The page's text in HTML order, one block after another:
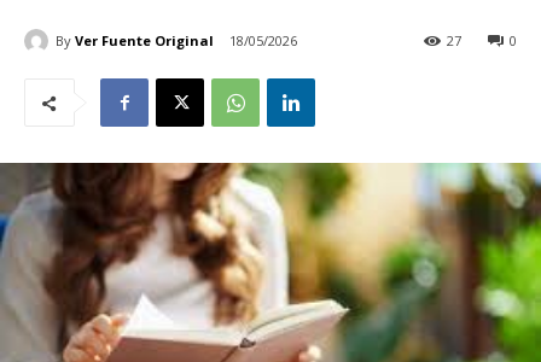
By Ver Fuente Original 18/05/2026 0
27